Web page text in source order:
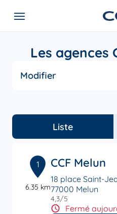
Les agences
Modifier
Liste
1
6.35 km
CCF Melun
18 place Saint-
77000 Melun
4,3/5
Fermé